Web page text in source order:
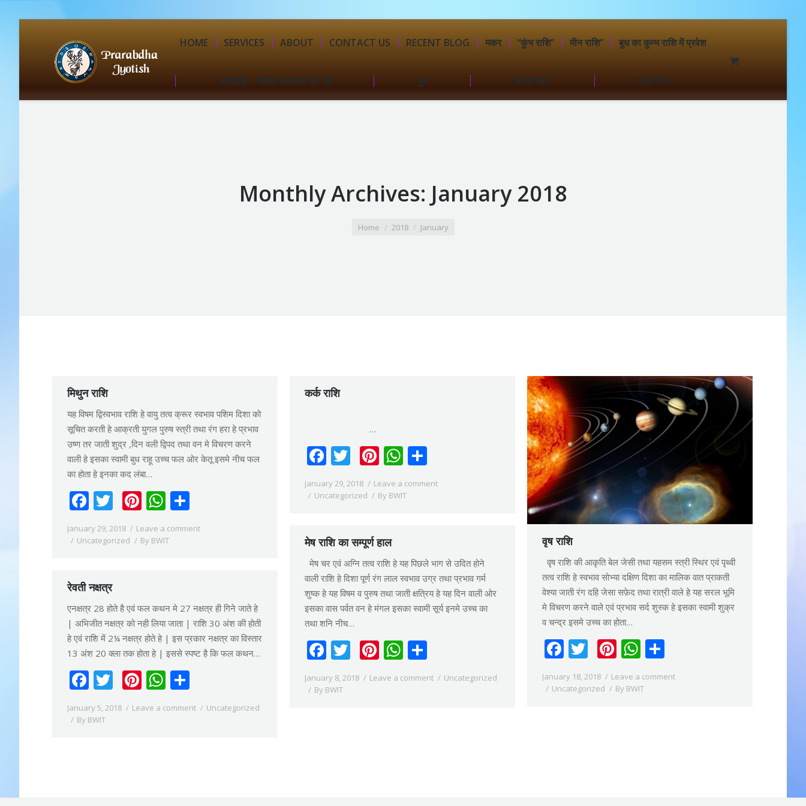
HOME SERVICES ABOUT CONTACT US RECENT BLOG मकर “कुंभ राशि” मीन राशि” बुध का कुम्भ राशि में प्रवेश
नवरात्रि :- शक्ति आराधना का पर्व गुरु रूचक योगः भद्र योगः-
Monthly Archives: January 2018
Home 2018 January
मिथुन राशि
यह विषम द्विस्वभाव राशि हे वायु तत्व क्रूर स्वभाव पशिम दिशा को
सूचित करती हे आक्रती युगल पुरुष स्त्री तथा रंग हरा हे प्रभाव
उष्ण तर जाती शुद्र ,दिन वली द्विपद तथा वन मे विचरण करने
वाली हे इसका स्वामी बुध राहू उच्च फल ओर केतू इसमे नीच फल
का होता हे इनका कद लंबा…
Facebook
Twitter
Pinterest
WhatsApp
January 29, 2018
Leave a comment
Uncategorized
By BWIT
कर्क राशि
…
Facebook
Twitter
Pinterest
WhatsApp
January 29, 2018
Leave a comment
Uncategorized
By BWIT
वृष राशि
वृष राशि की आकृति बेल जेसी तथा यहसम स्त्री स्थिर एवं पृथ्वी
तत्व राशि हे स्वभाव सोभ्या दक्षिण दिशा का मालिक वात प्राकती
वेश्या जाती रंग दहि जेसा सफ़ेद तथा रात्री वाले हे यह सरल भूमि
मे विचरण करने वाले एवं प्रभाव सर्द शुस्क हे इसका स्वामी शुक्र
व चन्द्र इसमे उच्च का होता…
Facebook
Twitter
Pinterest
WhatsApp
January 18, 2018
Leave a comment
Uncategorized
By BWIT
मेष राशि का सम्पूर्ण हाल
मेष चर एवं अग्नि तत्व राशि हे यह पिछले भाग से उदित होने
वाली राशि हे दिशा पूर्ण रंग लाल स्वभाव उग्र तथा प्रभाव गर्म
शुष्क हे यह विषम व पुरुष तथा जाती क्षत्रिय हे यह दिन वाली ओर
इसका वास पर्वत वन हे मंगल इसका स्वामी सूर्य इनमे उच्च का
तथा शनि नीच…
Facebook
Twitter
Pinterest
WhatsApp
January 8, 2018 Leave a comment
Uncategorized
By BWIT
रेवती नक्षत्र
एनक्षत्र 28 होते है एवं फल कथन मे 27 नक्षत्र ही गिने जाते हे
| अभिजीत नक्षत्र को नही लिया जाता | राशि 30 अंश की होती
हे एवं राशि में 2¼ नक्षत्र होते हे | इस प्रकार नक्षत्र का विस्तार
13 अंश 20 क्ला तक होता हे | इससे स्पष्ट है कि फल कथन…
Facebook
Twitter
Pinterest
WhatsApp
January 5, 2018 Leave a comment
Uncategorized
By BWIT